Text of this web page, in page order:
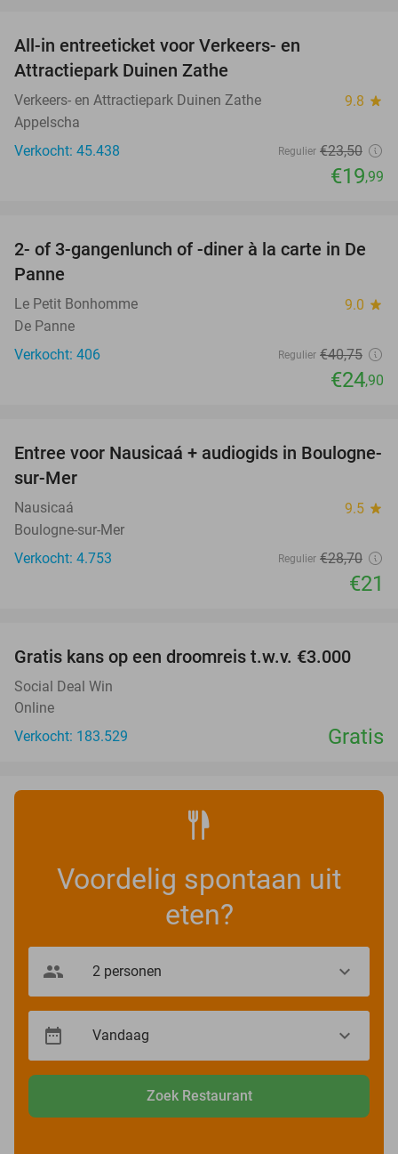
All-in entreeticket voor Verkeers- en
Attractiepark Duinen Zathe
Verkeers- en Attractiepark Duinen Zathe 9.8 star
Appelscha
Verkocht: 45.438
Regulier €23,50
€19,99
39%
2- of 3-gangenlunch of -diner à la carte in De
Panne
Le Petit Bonhomme 9.0 star
De Panne
Verkocht: 406
Regulier €40,75
€24,90
27%
Entree voor Nausicaá + audiogids in Boulogne-
sur-Mer
Nausicaá 9.5 star
Boulogne-sur-Mer
Verkocht: 4.753
Regulier €28,70
€21
Gratis kans op een droomreis t.w.v. €3.000
Social Deal Win
Online
Verkocht: 183.529
Gratis
Voordelig spontaan uit
eten?
Zoek Restaurant